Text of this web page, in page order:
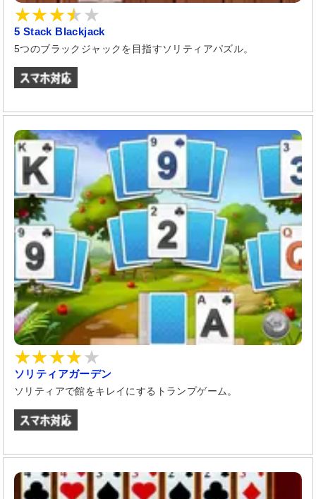
5 Stack Blackjack
5つのブラックジャックを目指すソリティアパズル。
ソリティアガーデン
ソリティアで館をキレイにするトランプゲーム。